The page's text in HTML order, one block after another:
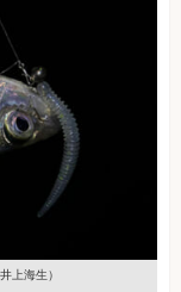
上海生）